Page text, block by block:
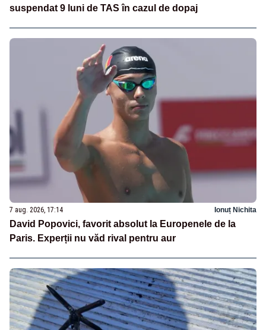
suspendat 9 luni de TAS în cazul de dopaj
7 aug. 2026, 17:14 Ionuț Nichita
David Popovici, favorit absolut la Europenele de la
Paris. Experții nu văd rival pentru aur